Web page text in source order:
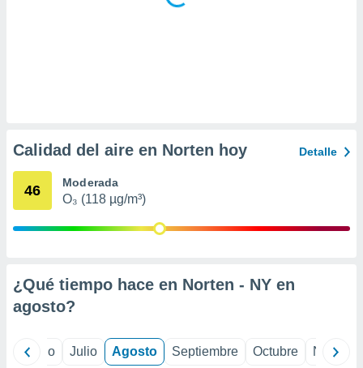
la
de la
el
del
de
de
uso de
Calidad del aire en Norten hoy Detalle
46 Moderada
O₃ (118 µg/m³)
¿Qué tiempo hace en Norten - NY en
agosto?
Junio Julio Agosto Septiembre Octubre